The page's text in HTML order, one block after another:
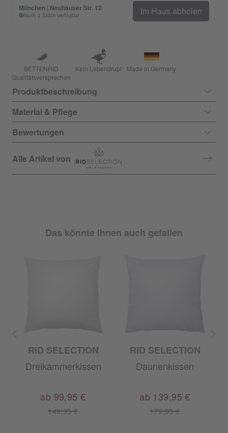
München | Neuhauser Str. 12
Noch 2 Stück verfügbar Im Haus abholen
BETTENRID
Qualitätsversprechen
Kein Lebendrupf Made in Germany
Produktbeschreibung
Material & Pflege
Bewertungen
Alle Artikel von
Das könnte Ihnen auch gefallen
RID SELECTION
Dreikammerkissen
149,95 €
ab 99,95 €
RID SELECTION
Daunenkissen
179,95 €
ab 139,95 €